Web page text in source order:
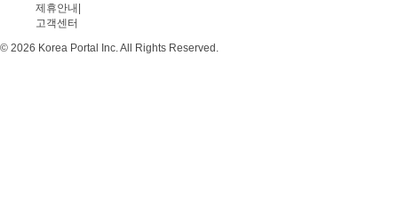
제휴안내
고객센터
© 2026 Korea Portal Inc. All Rights Reserved.